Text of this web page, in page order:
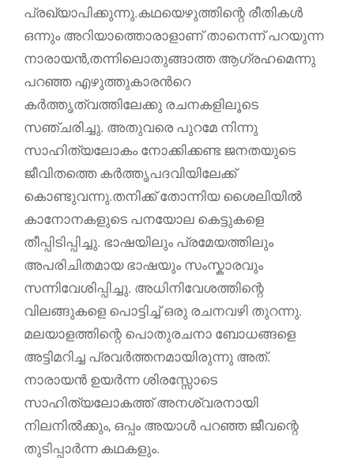
പ്രഖ്യാപിക്കുന്നു.കഥയെഴുത്തിന്റെ രീതികൾ
ഒന്നും അറിയാത്തൊരാളാണ് താനെന്ന് പറയുന്ന
നാരായന്‍,തന്നിലൊതുങ്ങാത്ത ആഗ്രഹമെന്നു
പറഞ്ഞ എഴുത്തുകാരന്‍റെ
കര്‍ത്തൃത്വത്തിലേക്കു രചനകളിലൂടെ
സഞ്ചരിച്ചു. അതുവരെ പുറമേ നിന്നു
സാഹിത്യലോകം നോക്കിക്കണ്ട ജനതയുടെ
ജീവിതത്തെ കര്‍ത്തൃപദവിയിലേക്ക്
കൊണ്ടുവന്നു.തനിക്ക് തോന്നിയ ശൈലിയില്‍
കാനോനകളുടെ പനയോല കെട്ടുകളെ
തീപ്പിടിപ്പിച്ചു. ഭാഷയിലും പ്രമേയത്തിലും
അപരിചിതമായ ഭാഷയും സംസ്കാരവും
സന്നിവേശിപ്പിച്ചു. അധിനിവേശത്തിന്റെ
വിലങ്ങുകളെ പൊട്ടിച്ച് ഒരു രചനവഴി തുറന്നു.
മലയാളത്തിന്റെ പൊതുരചനാ ബോധങ്ങളെ
അട്ടിമറിച്ച പ്രവര്‍ത്തനമായിരുന്നു അത്.
നാരായന്‍ ഉയര്‍ന്ന ശിരസ്സോടെ
സാഹിത്യലോകത്ത് അനശ്വരനായി
നിലനില്‍ക്കും, ഒപ്പം അയാള്‍ പറഞ്ഞ ജീവന്റെ
തുടിപ്പാര്‍ന്ന കഥകളും.